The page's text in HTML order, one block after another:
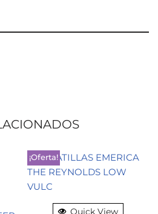
¡Oferta!
Quick View